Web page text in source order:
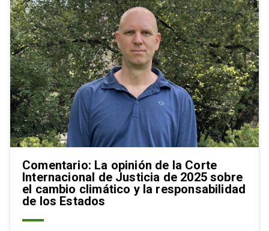
Comentario: La opinión de la Corte
Internacional de Justicia de 2025 sobre
el cambio climático y la responsabilidad
de los Estados